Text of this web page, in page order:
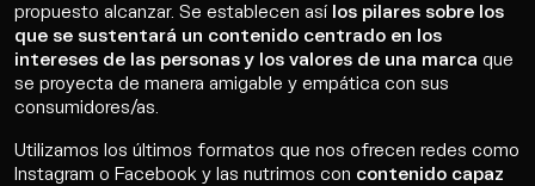
propuesto alcanzar. Se establecen así los pilares sobre los
que se sustentará un contenido centrado en los
intereses de las personas y los valores de una marca que
se proyecta de manera amigable y empática con sus
consumidores/as.
Utilizamos los últimos formatos que nos ofrecen redes como
Instagram o Facebook y las nutrimos con contenido capaz